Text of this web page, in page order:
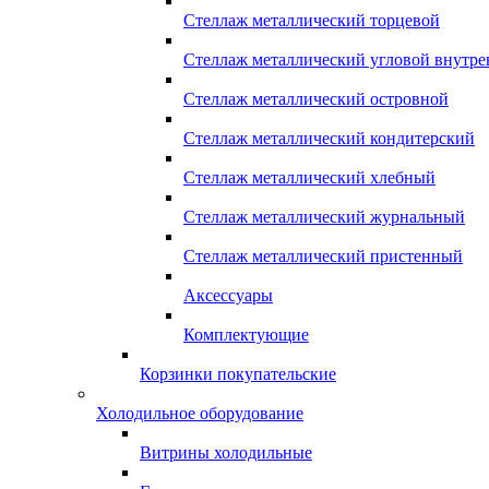
Стеллаж металлический торцевой
Стеллаж металлический угловой
Стеллаж металлический островной
Стеллаж металлический кондитерский
Стеллаж металлический хлебный
Стеллаж металлический журнальный
Стеллаж металлический пристенный
Аксессуары
Комплектующие
Корзинки покупательские
Холодильное оборудование
Витрины холодильные